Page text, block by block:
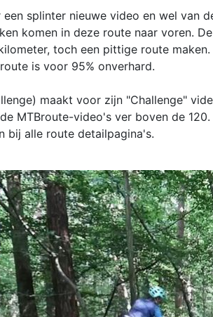
een splinter nieuwe video en wel van
komen in deze route naar voren.
toch een pittige route
is voor 95% onverhard.
maakt voor zijn "Challenge"
MTBroute-video's ver boven de
bij alle route detailpagina's.